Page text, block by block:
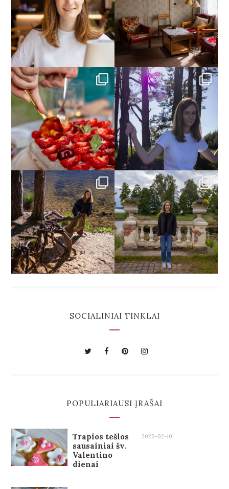
SOCIALINIAI TINKLAI
POPULIARIAUSI ĮRAŠAI
Trapios tešlos
sausainiai šv.
Valentino
dienai
2020-02-10